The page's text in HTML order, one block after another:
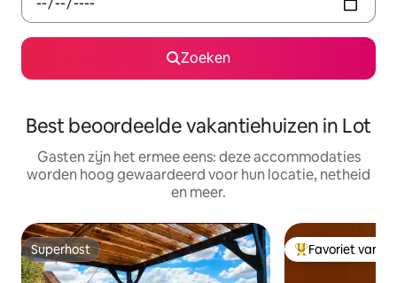
Zoeken
Best beoordeelde vakantiehuizen in Lot
Gasten zijn het ermee eens: deze accommodaties
worden hoog gewaardeerd voor hun locatie, netheid
en meer.
Superhost
Superhost Topfavoriet van
Favoriet van